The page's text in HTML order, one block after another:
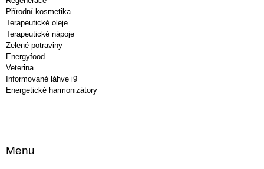
Přírodní kosmetika
Terapeutické oleje
Terapeutické nápoje
Zelené potraviny
Energyfood
Veterina
Informované láhve i9
Energetické harmonizátory
Menu